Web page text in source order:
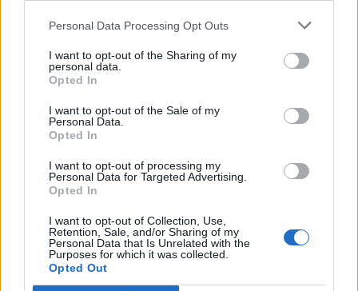
Personal Data Processing Opt Outs
I want to opt-out of the Sharing of my
personal data.
Opted In
I want to opt-out of the Sale of my
Personal Data.
Opted In
I want to opt-out of processing my
Personal Data for Targeted Advertising.
Opted In
I want to opt-out of Collection, Use,
Retention, Sale, and/or Sharing of my
Personal Data that Is Unrelated with the
Purposes for which it was collected.
Opted Out
για αυτό που έγινε, προσπαθούν να
καλύψουν την εξουσία. Δεν έβγαλε
ανακοίνωση για προτροπές που
ακούστηκαν από δημοσιογράφους
συμψηφίσουν τα θύματα από το Μάτι
με τα θύματα από τα Τέμπη για να
βγει κερδισμένη η κυβέρνηση.